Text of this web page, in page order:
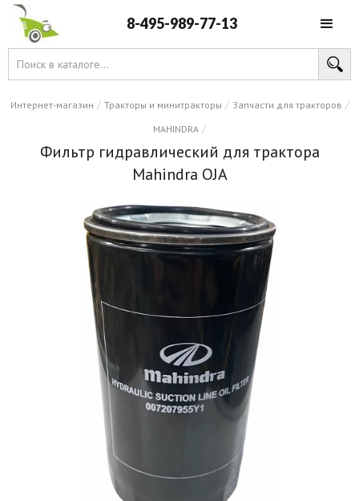
8-495-989-77-13
Интернет-магазин / Тракторы и минитракторы / Запчасти для тракторов /
MAHINDRA /
Фильтр гидравлический для трактора
Mahindra OJA